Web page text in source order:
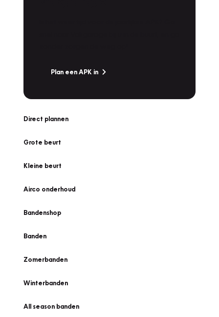
Plan een APK in
Direct plannen
Grote beurt
Kleine beurt
Airco onderhoud
Bandenshop
Banden
Zomerbanden
Winterbanden
All season banden